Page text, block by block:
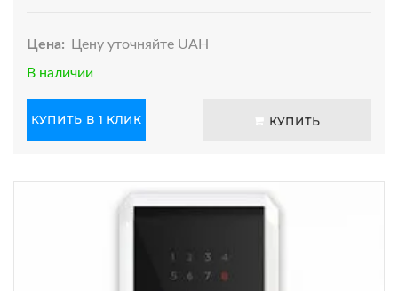
Цена:
Цену уточняйте UAH
В наличии
КУПИТЬ В 1 КЛИК КУПИТЬ